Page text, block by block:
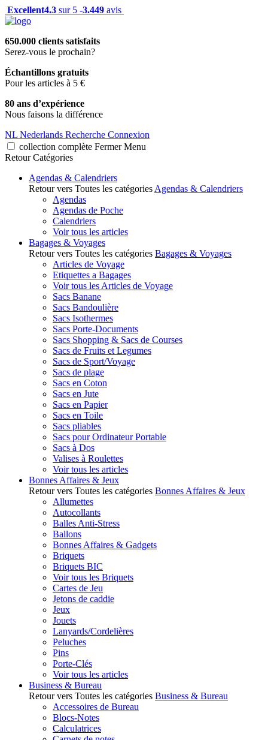
Excellent4.3 sur 5 -3.449 avis
650.000 clients satisfaits
Serez-vous le prochain?
Échantillons gratuits
Pour les articles à 5 €
80 ans d’expérience
Nous faisons la différence
NL Nederlands Recherche Connexion
collection complète Fermer Menu
Retour Catégories
Agendas & Calendriers
Retour vers Toutes les catégories Agendas & Calendriers
Agendas
Agendas de Poche
Calendriers
Voir tous les articles
Bagages & Voyages
Retour vers Toutes les catégories Bagages & Voyages
Articles de Voyage
Etiquettes a Bagages
Voir tous les Articles de Voyage
Sacs Banane
Sacs Bandoulière
Sacs Isothermes
Sacs Porte-Documents
Sacs Shopping & Sacs de Courses
Sacs de Fruits et Legumes
Sacs de Sport/Voyage
Sacs de plage
Sacs en Coton
Sacs en Jute
Sacs en Papier
Sacs en Toile
Sacs pliables
Sacs pour Ordinateur Portable
Sacs à Dos
Valises à Roulettes
Voir tous les articles
Bonnes Affaires & Jeux
Retour vers Toutes les catégories Bonnes Affaires & Jeux
Allumettes
Autocollants
Balles Anti-Stress
Ballons
Bonnes Affaires & Gadgets
Briquets
Briquets BIC
Voir tous les Briquets
Cartes de Jeu
Jetons de caddie
Jeux
Jouets
Lanyards/Cordelières
Peluches
Pins
Porte-Clés
Voir tous les articles
Business & Bureau
Retour vers Toutes les catégories Business & Bureau
Accessoires de Bureau
Blocs-Notes
Calculatrices